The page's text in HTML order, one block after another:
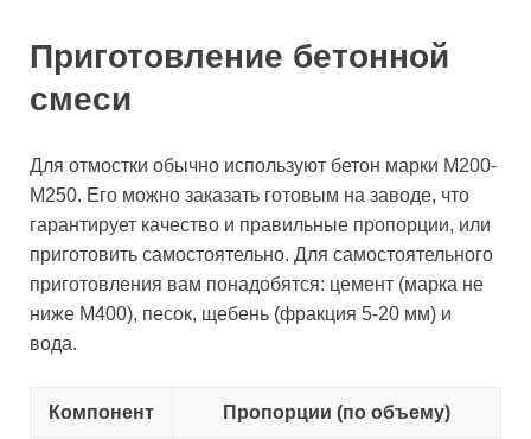
Приготовление бетонной
смеси
Для отмостки обычно используют бетон марки М200-
М250. Его можно заказать готовым на заводе, что
гарантирует качество и правильные пропорции, или
приготовить самостоятельно. Для самостоятельного
приготовления вам понадобятся: цемент (марка не
ниже М400), песок, щебень (фракция 5-20 мм) и
вода.
Компонент Пропорции (по объему)